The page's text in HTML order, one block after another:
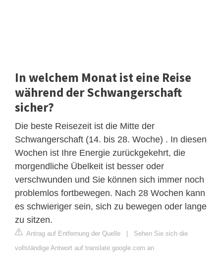
In welchem ​​Monat ist eine Reise
während der Schwangerschaft
sicher?
Die beste Reisezeit ist die Mitte der
Schwangerschaft (14. bis 28. Woche) . In diesen
Wochen ist Ihre Energie zurückgekehrt, die
morgendliche Übelkeit ist besser oder
verschwunden und Sie können sich immer noch
problemlos fortbewegen. Nach 28 Wochen kann
es schwieriger sein, sich zu bewegen oder lange
zu sitzen.
Antrag auf Entfernung der Quelle | Sehen Sie sich die
vollständige Antwort auf translate.google.com an